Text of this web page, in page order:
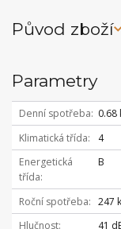
Původ zboží
Parametry
Denní spotřeba
0.68
Klimatická třída
4
Energetická
třída
B
Roční spotřeba
247
Hlučnost
41